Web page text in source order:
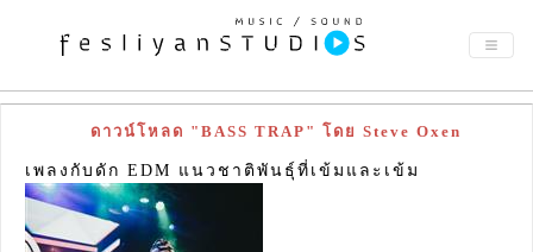
ดาวน์โหลด "BASS TRAP" โดย Steve Oxen
เพลงกับดัก EDM แนวชาติพันธุ์ที่เข้มและเข้ม